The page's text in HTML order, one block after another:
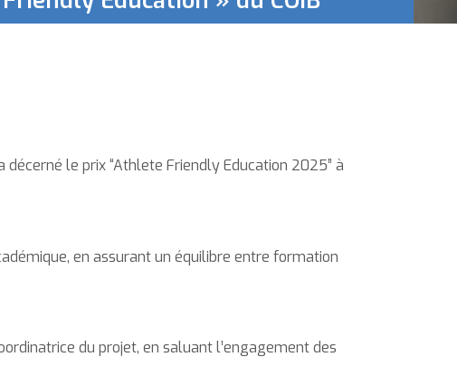
le prix “Athlete Friendly Education 2025” à
en assurant un équilibre entre formation
du projet, en saluant l’engagement des